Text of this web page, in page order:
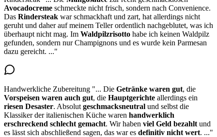
Avocadocreme schmeckte nicht frisch, sondern nach Convenience.
Das Rindersteak war schmackhaft und zart, hat allerdings nicht
geruht und daher auf meinem Teller ordentlich nachgeblutet, was ich
überhaupt nicht mag. Im Waldpilzrisotto habe ich keinen Waldpilz
gefunden, sondern nur Champignons und es wurde kein Parmesan
dazu gereicht. ..."
Handwerkliche Zubereitung "... Die Getränke waren gut, die
Vorspeisen waren auch gut, die Hauptgerichte allerdings ein
riesen Desaster. Absolut geschmacksneutral und selbst die
Klassiker der italienischen Küche waren handwerklich
erschreckend schlecht gemacht. Wir haben viel Geld bezahlt und
es lässt sich abschließend sagen, das war es definitiv nicht wert. ..."